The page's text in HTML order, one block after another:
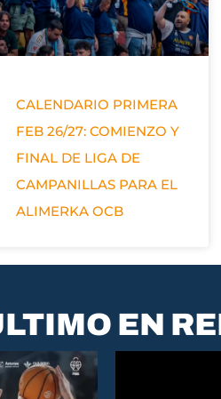
CALENDARIO PRIMERA
FEB 26/27: COMIENZO Y
FINAL DE LIGA DE
CAMPANILLAS PARA EL
ALIMERKA OCB
EN